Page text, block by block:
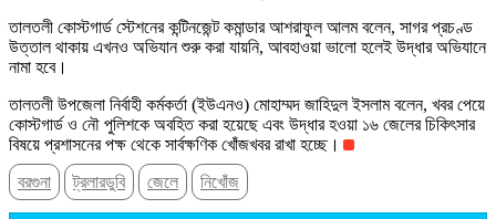
তালতলী কোস্টগার্ড স্টেশনের কন্টিনজেন্ট কমান্ডার আশরাফুল আলম বলেন, সাগর প্রচণ্ড
উত্তাল থাকায় এখনও অভিযান শুরু করা যায়নি, আবহাওয়া ভালো হলেই উদ্ধার অভিযানে
নামা হবে।
তালতলী উপজেলা নির্বাহী কর্মকর্তা (ইউএনও) মোহাম্মদ জাহিদুল ইসলাম বলেন, খবর পেয়ে
কোস্টগার্ড ও নৌ পুলিশকে অবহিত করা হয়েছে এবং উদ্ধার হওয়া ১৬ জেলের চিকিৎসার
বিষয়ে প্রশাসনের পক্ষ থেকে সার্বক্ষণিক খোঁজখবর রাখা হচ্ছে।
বরগুনা
ট্রলারডুবি জেলে নিখোঁজ